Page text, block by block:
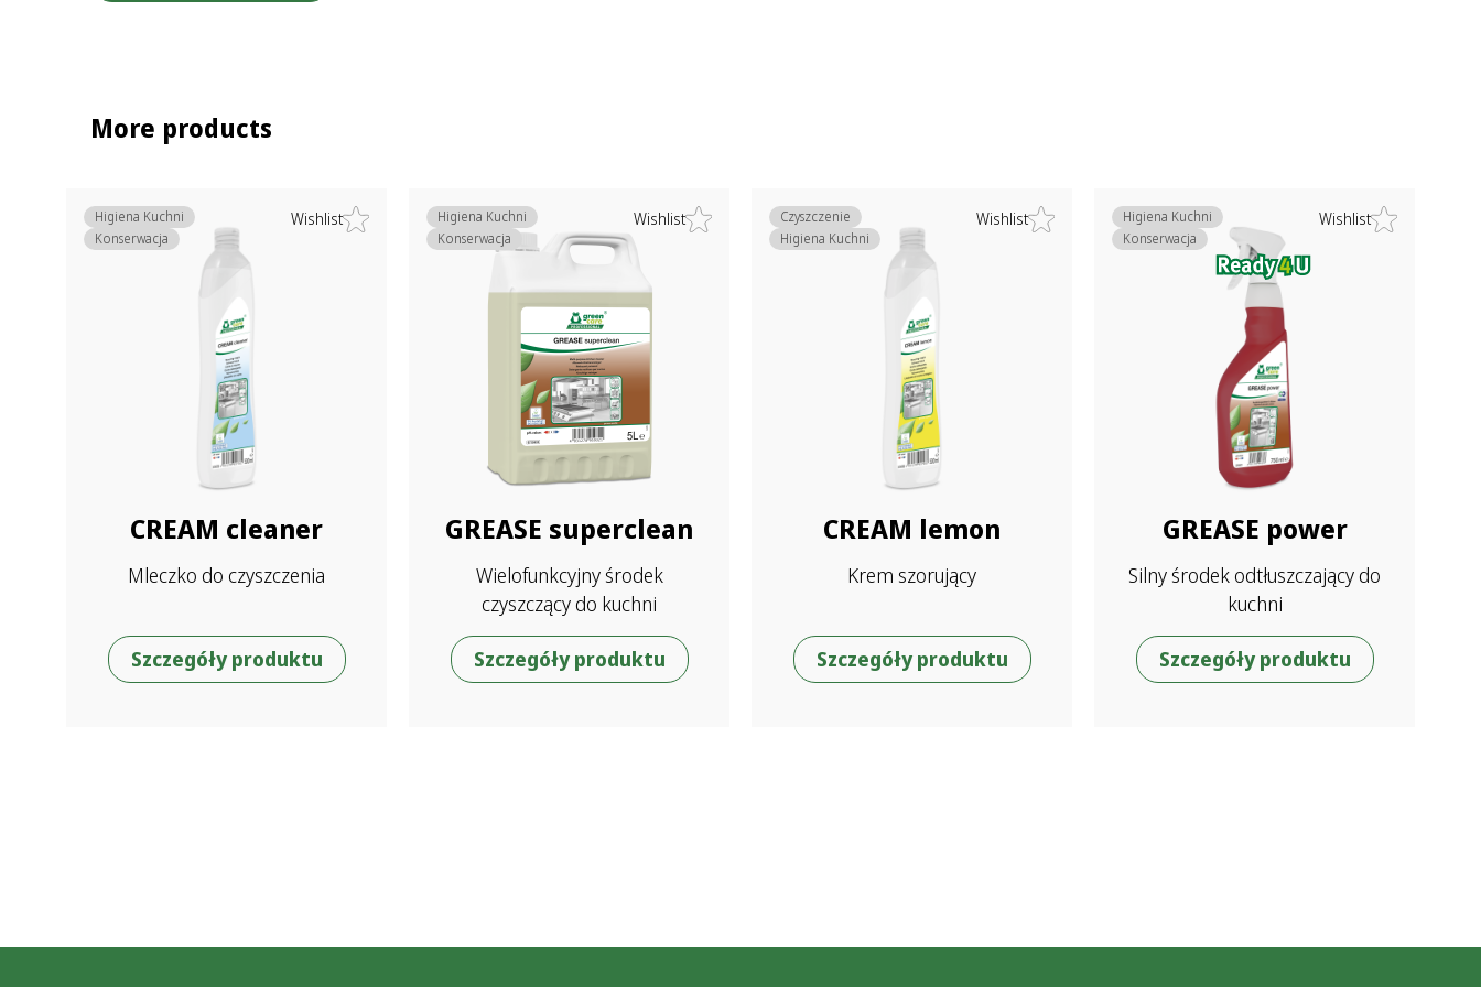
More products
Wishlist
CREAM cleaner
Mleczko do czyszczenia
Higiena Kuchni
Konserwacja
Szczegóły produktu
Wishlist
GREASE superclean
Wielofunkcyjny środek
czyszczący do kuchni
Higiena Kuchni
Konserwacja
Szczegóły produktu
Wishlist
CREAM lemon
Krem szorujący
Czyszczenie
Higiena Kuchni
Szczegóły produktu
Wishlist
GREASE power
Silny środek odtłuszczający do
kuchni
Higiena Kuchni
Konserwacja
Szczegóły produktu